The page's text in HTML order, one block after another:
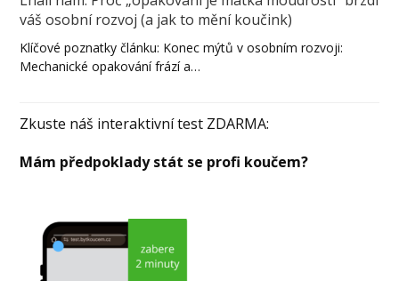
váš osobní rozvoj (a jak to mění koučink)
Klíčové poznatky článku: Konec mýtů v osobním rozvoji:
Mechanické opakování frází a…
Zkuste náš interaktivní test ZDARMA:
Mám předpoklady stát se profi koučem?